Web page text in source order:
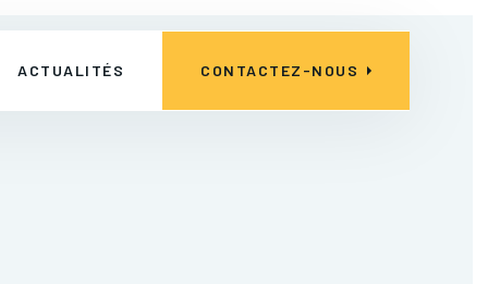
ACTUALITÉS CONTACTEZ-NOUS